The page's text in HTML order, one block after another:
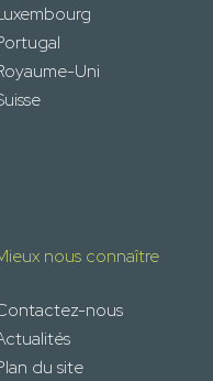
Uni
nous connaître
nous
du site